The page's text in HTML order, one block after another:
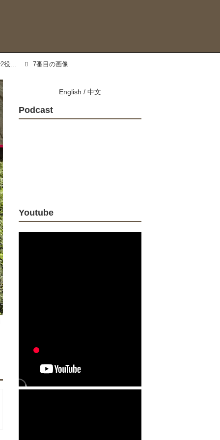
「このシートバッグは荷物を詰めるだけじゃない。1つで2役、なんとテーブルに変形」のアルバム 7番目の画像
English / 中文
Podcast
Youtube